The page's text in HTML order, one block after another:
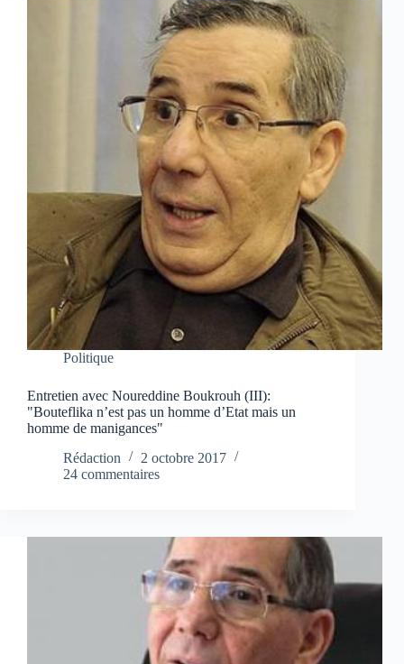
Politique
Entretien avec Noureddine Boukrouh (III):
"Bouteflika n’est pas un homme d’Etat mais un
homme de manigances"
Rédaction
2 octobre 2017
24 commentaires